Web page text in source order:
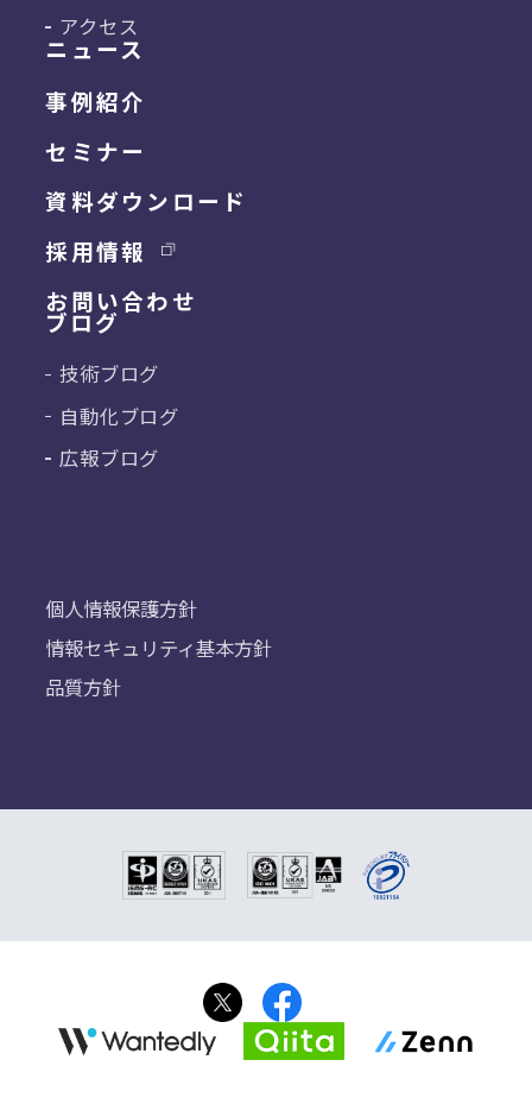
個人情報保護方針
情報セキュリティ基本方針
品質方針
ニュース
事例紹介
セミナー
資料ダウンロード
採用情報
お問い合わせ
アクセス
ブログ
技術ブログ
自動化ブログ
広報ブログ